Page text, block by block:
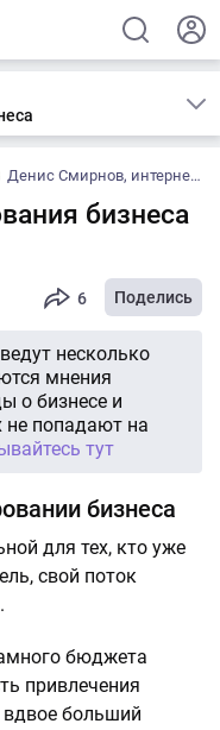
Денис Смирнов, интернет-маркетолог
бизнеса
6 Поделись
несколько
мнения
о бизнесе и
не попадают на
тут
бизнеса
для тех, кто уже
свой поток
бюджета
привлечения
больший